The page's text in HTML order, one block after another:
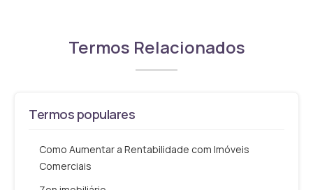
Termos Relacionados
Termos populares
Como Aumentar a Rentabilidade com Imóveis
Comerciais